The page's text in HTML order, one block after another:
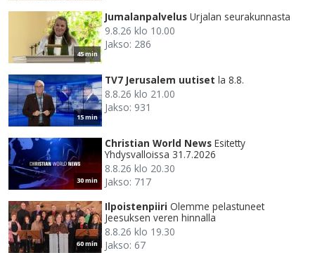
45 min
Jumalanpalvelus Urjalan seurakunnasta
9.8.26 klo 10.00
Jakso: 286
15 min
TV7 Jerusalem uutiset la 8.8.
8.8.26 klo 21.00
Jakso: 931
30 min
Christian World News Esitetty
Yhdysvalloissa 31.7.2026
8.8.26 klo 20.30
Jakso: 717
60 min
Ilpoistenpiiri Olemme pelastuneet
Jeesuksen veren hinnalla
8.8.26 klo 19.30
Jakso: 67